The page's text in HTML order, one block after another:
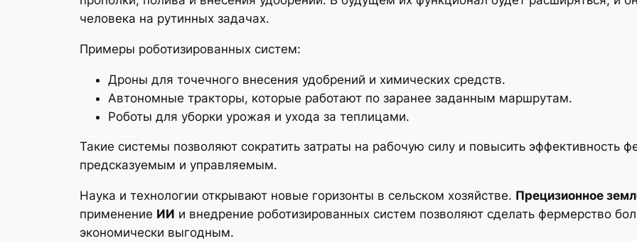
человека на рутинных задачах.
Примеры роботизированных систем:
Дроны для точечного внесения удобрений и химических средств.
Автономные тракторы, которые работают по заранее заданным маршрутам.
Роботы для уборки урожая и ухода за теплицами.
Такие системы позволяют сократить затраты на рабочую силу и повысить эффективность
предсказуемым и управляемым.
Наука и технологии открывают новые горизонты в сельском хозяйстве. Прецизионное
применение ИИ и внедрение роботизированных систем позволяют сделать фермерство
экономически выгодным.